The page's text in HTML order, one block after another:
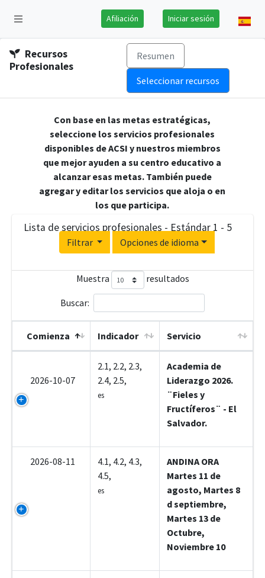
Afiliación Iniciar sesión
Recursos
Profesionales
Resumen
Seleccionar recursos
Con base en las metas estratégicas,
seleccione los servicios profesionales
disponibles de ACSI y nuestros miembros
que mejor ayuden a su centro educativo a
alcanzar esas metas. También puede
agregar y editar los servicios que aloja o en
los que participa.
Lista de servicios profesionales - Estándar 1 - 5
Filtrar Opciones de idioma
Muestra resultados
Buscar:
Comienza Indicador Servicio
2026-10-07
2.1, 2.2, 2.3,
2.4, 2.5,
es
Academia de
Liderazgo 2026.
¨Fieles y
Fructíferos¨ - El
Salvador.
2026-08-11
4.1, 4.2, 4.3,
4.5,
es
ANDINA ORA
Martes 11 de
agosto, Martes 8
d septiembre,
Martes 13 de
Octubre,
Noviembre 10